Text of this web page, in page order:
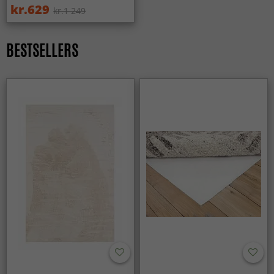
kr.629 kr.1 249
BESTSELLERS